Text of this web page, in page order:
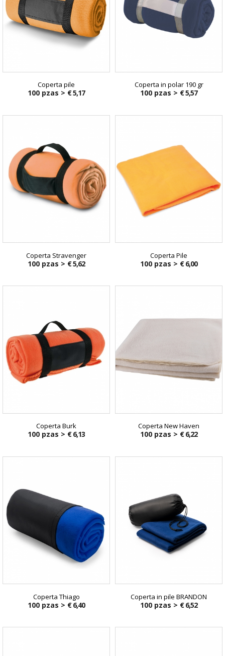
Coperta pile
100 pzas > € 5,17
Coperta in polar 190 gr
100 pzas > € 5,57
Coperta Stravenger
100 pzas > € 5,62
Coperta Pile
100 pzas > € 6,00
Coperta Burk
100 pzas > € 6,13
Coperta New Haven
100 pzas > € 6,22
Coperta Thiago
100 pzas > € 6,40
Coperta in pile BRANDON
100 pzas > € 6,52